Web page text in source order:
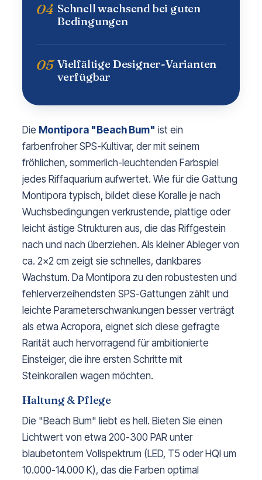
04 Schnell wachsend bei guten
Bedingungen
05 Vielfältige Designer-Varianten
verfügbar
Die Montipora "Beach Bum" ist ein
farbenfroher SPS-Kultivar, der mit seinem
fröhlichen, sommerlich-leuchtenden Farbspiel
jedes Riffaquarium aufwertet. Wie für die Gattung
Montipora typisch, bildet diese Koralle je nach
Wuchsbedingungen verkrustende, plattige oder
leicht ästige Strukturen aus, die das Riffgestein
nach und nach überziehen. Als kleiner Ableger von
ca. 2x2 cm zeigt sie schnelles, dankbares
Wachstum. Da Montipora zu den robustesten und
fehlerverzeihendsten SPS-Gattungen zählt und
leichte Parameterschwankungen besser verträgt
als etwa Acropora, eignet sich diese gefragte
Rarität auch hervorragend für ambitionierte
Einsteiger, die ihre ersten Schritte mit
Steinkorallen wagen möchten.
Haltung & Pflege
Die "Beach Bum" liebt es hell. Bieten Sie einen
Lichtwert von etwa 200-300 PAR unter
blaubetontem Vollspektrum (LED, T5 oder HQI um
10.000-14.000 K), das die Farben optimal